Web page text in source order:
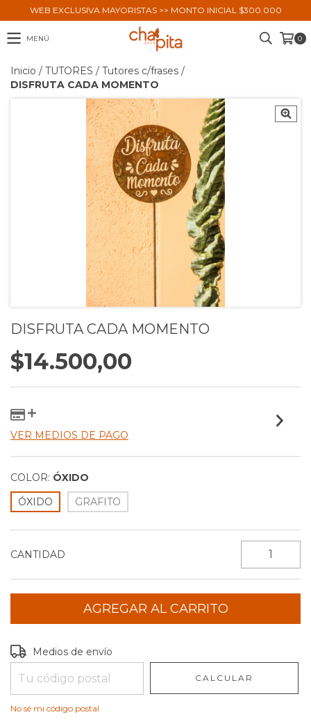
WEB EXCLUSIVA MAYORISTAS >> MONTO INICIAL $300.000
MENÚ 0
Inicio / TUTORES / Tutores c/frases /
DISFRUTA CADA MOMENTO
DISFRUTA CADA MOMENTO
$14.500,00
VER MEDIOS DE PAGO
COLOR: ÓXIDO
ÓXIDO
GRAFITO
CANTIDAD
Entregas para el CP:
Medios de envío
CALCULAR
No sé mi código postal